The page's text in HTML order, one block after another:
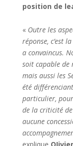
position de
« Outre les
réponse, c’est
a convaincus.
soit capable de
mais aussi les
été
particulier,
de la criticité
aucune